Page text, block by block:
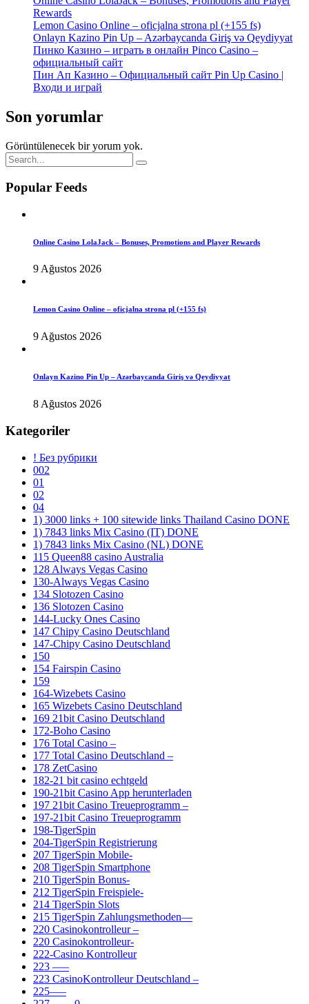
Rewards
Lemon Casino Online – oficjalna strona pl (+155 fs)
Onlayn Kazino Pin Up – Azərbaycanda Giriş və Qeydiyyat
Пинко Казино – играть в онлайн Pinco Casino –
официальный сайт
Пин Ап Казино – Официальный сайт Pin Up Casino |
Входи и играй
Son yorumlar
Görüntülenecek bir yorum yok.
Popular Feeds
Online Casino LolaJack – Bonuses, Promotions and Player Rewards
9 Ağustos 2026
Lemon Casino Online – oficjalna strona pl (+155 fs)
9 Ağustos 2026
Onlayn Kazino Pin Up – Azərbaycanda Giriş və Qeydiyyat
8 Ağustos 2026
Kategoriler
! Без рубрики
002
01
02
04
1) 3000 links + 100 sitewide links Thailand Casino DONE
1) 7843 links Mix Casino (IT) DONE
1) 7843 links Mix Casino (NL) DONE
115 Queen88 casino Australia
128 Always Vegas Casino
130-Always Vegas Casino
134 Slotozen Casino
136 Slotozen Casino
144-Lucky Ones Casino
147 Chipy Casino Deutschland
147-Chipy Casino Deutschland
150
154 Fairspin Casino
159
164-Wizebets Casino
165 Wizebets Casino Deutschland
169 21bit Casino Deutschland
172-Boho Casino
176 Total Casino –
177 Total Casino Deutschland –
178 ZetCasino
182-21 bit casino echtgeld
190-21bit Casino App herunterladen
197 21bit Casino Treueprogramm –
197-21bit Casino Treueprogramm
198-TigerSpin
204-TigerSpin Registrierung
207 TigerSpin Mobile-
208 TigerSpin Smartphone
210 TigerSpin Bonus-
212 TigerSpin Freispiele-
214 TigerSpin Slots
215 TigerSpin Zahlungsmethoden—
220 Casinokontrolleur –
220 Casinokontrolleur-
222-Casino Kontrolleur
223 —–
223 CasinoKontrolleur Deutschland –
225—–